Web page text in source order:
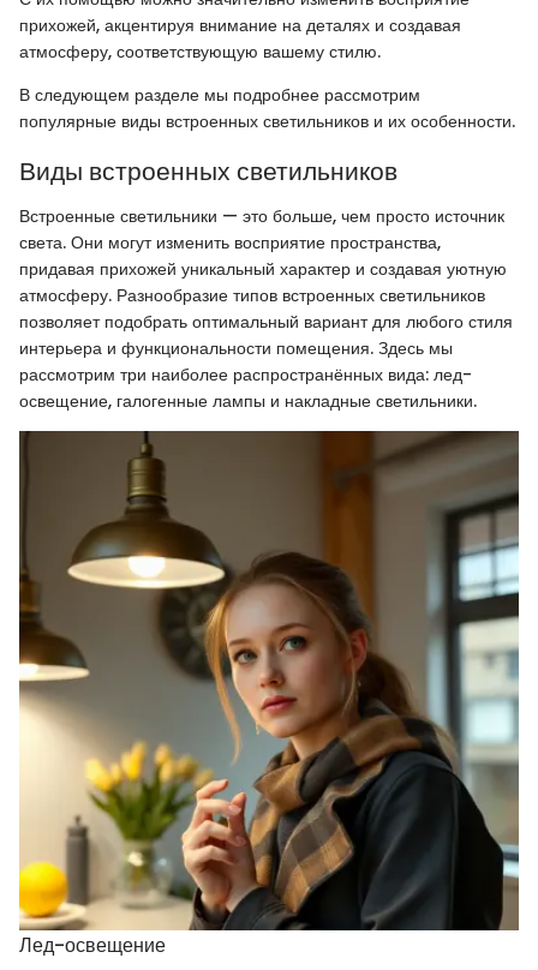
прихожей, акцентируя внимание на деталях и создавая
атмосферу, соответствующую вашему стилю.
В следующем разделе мы подробнее рассмотрим
популярные виды встроенных светильников и их особенности.
Виды встроенных светильников
Встроенные светильники — это больше, чем просто источник
света. Они могут изменить восприятие пространства,
придавая прихожей уникальный характер и создавая уютную
атмосферу. Разнообразие типов встроенных светильников
позволяет подобрать оптимальный вариант для любого стиля
интерьера и функциональности помещения. Здесь мы
рассмотрим три наиболее распространённых вида: лед-
освещение, галогенные лампы и накладные светильники.
Лед-освещение